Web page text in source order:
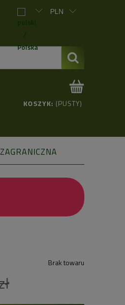
KOSZYK: (PUSTY)
Brak towaru